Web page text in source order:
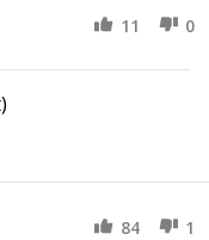
11 0
84 1